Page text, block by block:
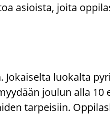
asiois­ta, joita
luo­kal­ta
jou­lun alla
tar­pei­siin.